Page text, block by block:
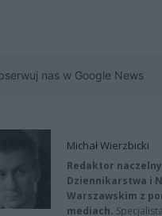
nas w Google News
Michał Wierzbicki
Redaktor
Dziennikarstwa i
Warszawskim z
mediach.